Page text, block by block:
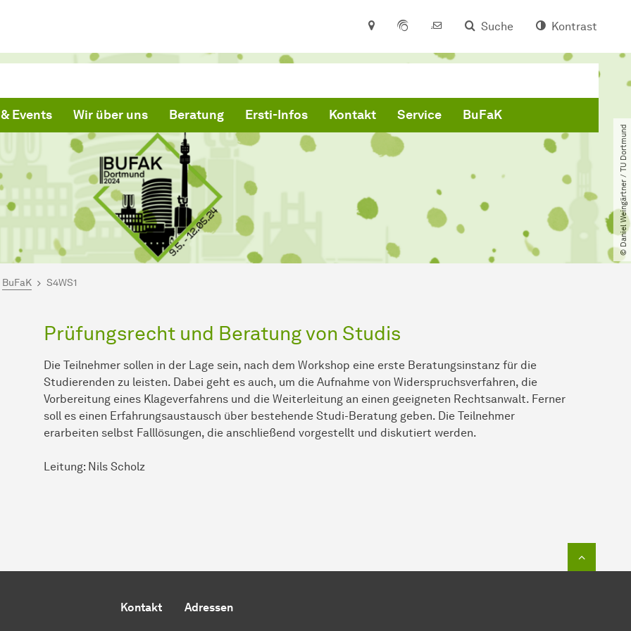
Suche Kontrast
Events
Wir über uns Beratung Ersti-Infos Kontakt Service BuFaK
© Daniel Weingärtner ​/​ TU Dortmund
hier:
BuFaK S4WS1
Prüfungsrecht und Beratung von Studis
Die Teilnehmer sollen in der Lage sein, nach dem Workshop eine erste Beratungsinstanz für die
Studierenden zu leisten. Dabei geht es auch, um die Aufnahme von Widerspruchsverfahren, die
Vorbereitung eines Klageverfahrens und die Weiterleitung an einen geeigneten Rechtsanwalt. Ferner
soll es einen Erfahrungsaustausch über bestehende Studi-Beratung geben. Die Teilnehmer
erarbeiten selbst Falllösungen, die anschließend vorgestellt und diskutiert werden.
Leitung: Nils Scholz
Kontakt Adressen